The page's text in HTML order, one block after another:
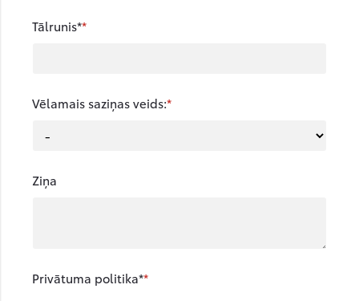
Tālrunis*
Vēlamais saziņas veids:
Ziņa
Privātuma politika*